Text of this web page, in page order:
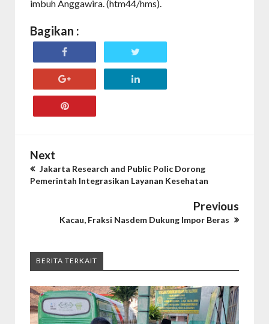
imbuh Anggawira. (htm44/hms).
Bagikan :
Next
Jakarta Research and Public Polic Dorong
Pemerintah Integrasikan Layanan Kesehatan
Previous
Kacau, Fraksi Nasdem Dukung Impor Beras
BERITA TERKAIT